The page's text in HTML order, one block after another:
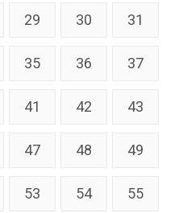
29 30 31
35 36 37
41 42 43
47 48 49
53 54 55